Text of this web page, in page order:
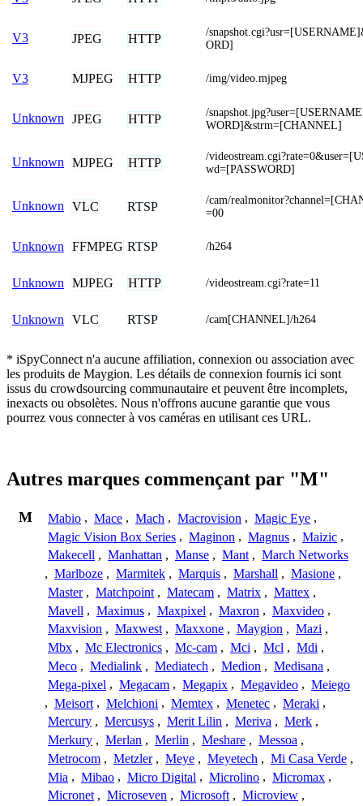
V3 JPEG HTTP
/
ORD]
V3 MJPEG HTTP /img/video.mjpeg
Unknown JPEG HTTP
/
WORD]&strm=[CHANNEL]
Unknown MJPEG HTTP
/
wd=[PASSWORD]
Unknown VLC RTSP
/cam/
=00
Unknown FFMPEG RTSP /h264
Unknown MJPEG HTTP /videostream.cgi?rate=11
Unknown VLC RTSP /cam[CHANNEL]/h264
* iSpyConnect n'a aucune affiliation, connexion ou association avec
les produits de Maygion. Les détails de connexion fournis ici sont
issus du crowdsourcing communautaire et peuvent être incomplets,
inexacts ou obsolètes. Nous n'offrons aucune garantie que vous
pourrez vous connecter à vos caméras en utilisant ces URL.
Autres marques commençant par "M"
M Mabio , Mace , Mach , Macrovision , Magic Eye ,
Magic Vision Box Series , Maginon , Magnus , Maizic ,
Makecell , Manhattan , Manse , Mant , March Networks
, Marlboze , Marmitek , Marquis , Marshall , Masione ,
Master , Matchpoint , Matecam , Matrix , Mattex ,
Mavell , Maximus , Maxpixel , Maxron , Maxvideo ,
Maxvision , Maxwest , Maxxone , Maygion , Mazi ,
Mbx , Mc Electronics , Mc-cam , Mci , Mcl , Mdi ,
Meco , Medialink , Mediatech , Medion , Medisana ,
Mega-pixel , Megacam , Megapix , Megavideo , Meiego
, Meisort , Melchioni , Memtex , Menetec , Meraki ,
Mercury , Mercusys , Merit Lilin , Meriva , Merk ,
Merkury , Merlan , Merlin , Meshare , Messoa ,
Metrocom , Metzler , Meye , Meyetech , Mi Casa Verde ,
Mia , Mibao , Micro Digital , Microlino , Micromax ,
Micronet , Microseven , Microsoft , Microview ,